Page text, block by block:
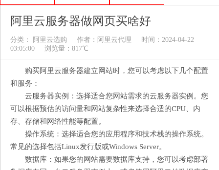
阿里云服务器做网页买啥好
分类： 阿里云选购 作者： 阿里云代理
时间：2024-04-22
03:05:00
浏览量：817℃
购买阿里云服务器建立网站时，您可以考虑以下几个配置
和服务：
云服务器实例：选择适合您网站需求的云服务器实例。您
可以根据预估的访问量和网站复杂性来选择合适的CPU、内
存、存储和网络性能等配置。
操作系统：选择适合您的应用程序和技术栈的操作系统。
常见的选择包括Linux发行版或Windows Server。
数据库：如果您的网站需要数据库支持，您可以考虑部署